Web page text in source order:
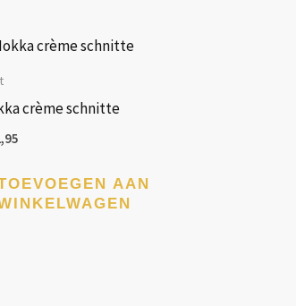
crème schnitte
AAN